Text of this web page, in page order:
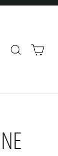
IngresarBuscar